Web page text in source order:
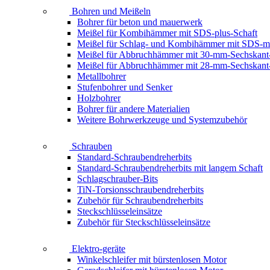
Bohren und Meißeln
Bohrer für beton und mauerwerk
Meißel für Kombihämmer mit SDS-plus-Schaft
Meißel für Schlag- und Kombihämmer mit SDS-
Meißel für Abbruchhämmer mit 30-mm-
Meißel für Abbruchhämmer mit 28-mm-
Metallbohrer
Stufenbohrer und Senker
Holzbohrer
Bohrer für andere Materialien
Weitere Bohrwerkzeuge und Systemzubehör
Schrauben
Standard-Schraubendreherbits
Standard-Schraubendreherbits mit langem Schaft
Schlagschrauber-Bits
TiN-Torsionsschraubendreherbits
Zubehör für Schraubendreherbits
Steckschlüsseleinsätze
Zubehör für Steckschlüsseleinsätze
Elektro-geräte
Winkelschleifer mit bürstenlosen Motor